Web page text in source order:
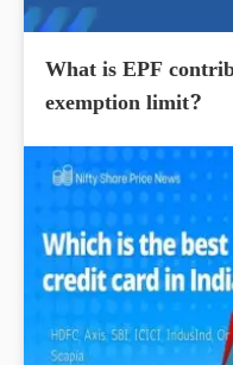
What is EPF
exemption limit?